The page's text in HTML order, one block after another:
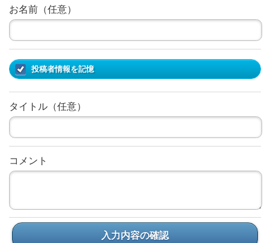
お名前（任意）
投稿者情報を記憶
タイトル（任意）
コメント
入力内容の確認